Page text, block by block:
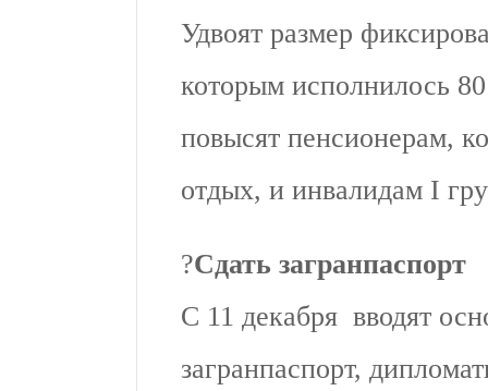
Удвоят размер
которым исполнилось
повысят пенсионерам,
отдых, и инвалидам I
?Сдать загранпаспорт
С 11 декабря вводят
загранпаспорт,